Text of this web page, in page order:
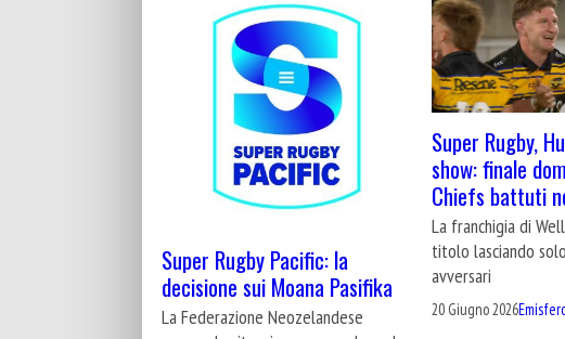
Super Rugby Pacific: la
decisione sui Moana Pasifika
La Federazione Neozelandese
Super Rugby,
show: finale
Chiefs battuti
La franchigia di
titolo lasciando
avversari
20 Giugno 2026